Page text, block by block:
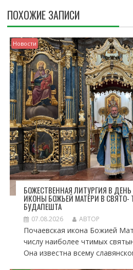
Г
А
Ц
И
Я
П
О
З
А
П
И
С
Я
М
ПОХОЖИЕ ЗАПИСИ
Новости
БОЖЕСТВЕННАЯ ЛИТУРГИЯ В
ИКОНЫ БОЖЬЕЙ МАТЕРИ В
БУДАПЕШТА
07.08.2026 АВТОР
Почаевская икона Божией
числу наиболее чтимых
Она известна всему